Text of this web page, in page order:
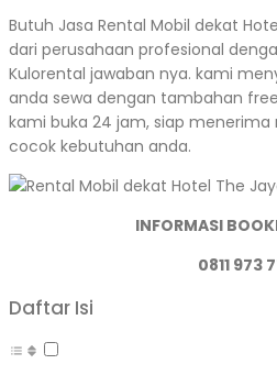
Butuh Jasa Rental Mobil dekat
dari perusahaan profesional
Kulorental jawaban nya. kami
anda sewa dengan tambahan
kami buka 24 jam, siap menerima
cocok kebutuhan anda.
INFORMASI
0811 973
Daftar Isi